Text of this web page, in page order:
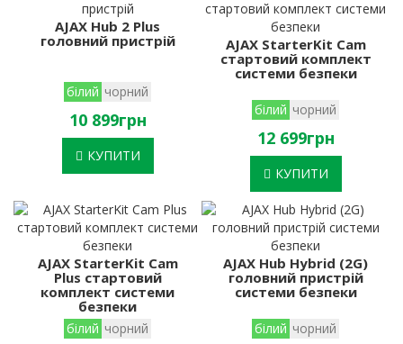
AJAX Hub 2 Plus
головний пристрій
білий чорний
10 899грн
КУПИТИ
AJAX StarterKit Cam
стартовий комплект
системи безпеки
білий чорний
12 699грн
КУПИТИ
AJAX StarterKit Cam
Plus стартовий
комплект системи
безпеки
білий чорний
AJAX Hub Hybrid (2G)
головний пристрій
системи безпеки
білий чорний